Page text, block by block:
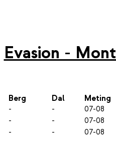
Evasion - Mont
Berg Dal
Meting
- -
07-08
- -
07-08
- - 07-08